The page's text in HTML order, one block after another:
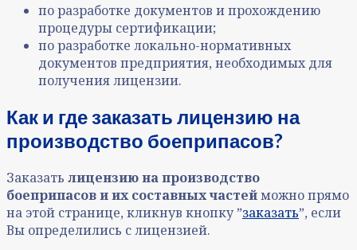
по разработке документов и прохождению
процедуры сертификации;
по разработке локально-нормативных
документов предприятия, необходимых для
получения лицензии.
Как и где заказать лицензию на
производство боеприпасов?
Заказать лицензиюна производство
боеприпасов и их составных частейможно прямо
на этой странице, кликнув кнопку ˮзаказатьˮ, если
Вы определились с лицензией.